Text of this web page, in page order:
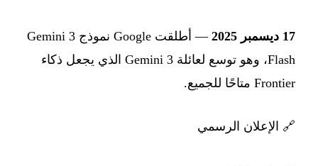
17 ديسمبر 2025
— أطلقت Google نموذج Gemini 3
Flash، وهو توسع لعائلة Gemini 3 الذي يجعل ذكاء
Frontier متاحًا للجميع.
🔗 الإعلان الرسمي